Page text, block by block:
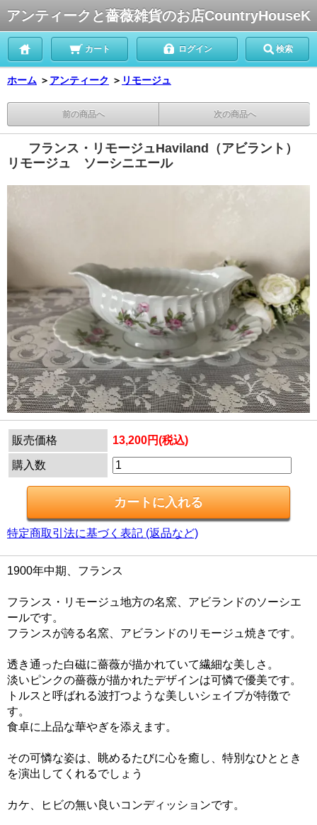
アンティークと薔薇雑貨のお店CountryHouseK
カート ログイン 検索
ホーム ＞ アンティーク ＞ リモージュ
前の商品へ 次の商品へ
フランス・リモージュHaviland（アビラント）
リモージュ ソーシニエール
販売価格 13,200円(税込)
購入数
特定商取引法に基づく表記 (返品など)
1900年中期、フランス
フランス・リモージュ地方の名窯、アビランドのソーシエ
ールです。
フランスが誇る名窯、アビランドのリモージュ焼きです。
透き通った白磁に薔薇が描かれていて繊細な美しさ。
淡いピンクの薔薇が描かれたデザインは可憐で優美です。
トルスと呼ばれる波打つような美しいシェイプが特徴で
す。
食卓に上品な華やぎを添えます。
その可憐な姿は、眺めるたびに心を癒し、特別なひととき
を演出してくれるでしょう
カケ、ヒビの無い良いコンディッションです。